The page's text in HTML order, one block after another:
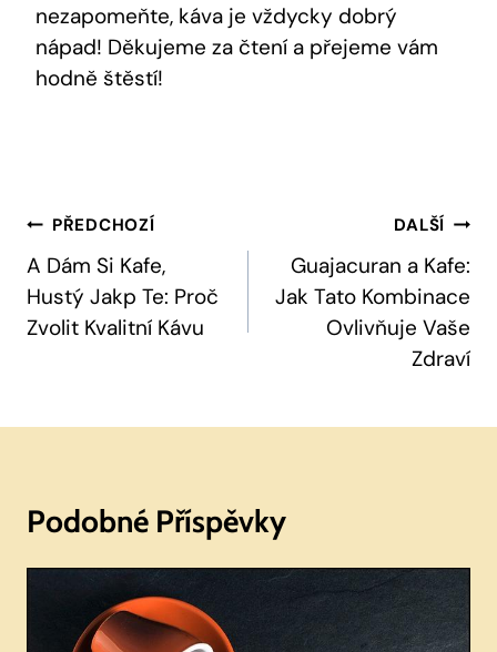
nezapomeňte, káva je vždycky dobrý
nápad! Děkujeme za čtení a přejeme vám
hodně štěstí!
Navigace
Pro
Příspěvek
PŘEDCHOZÍ
A Dám Si Kafe,
Hustý Jakp Te: Proč
Zvolit Kvalitní Kávu
DALŠÍ
Guajacuran a Kafe:
Jak Tato Kombinace
Ovlivňuje Vaše
Zdraví
Podobné Příspěvky